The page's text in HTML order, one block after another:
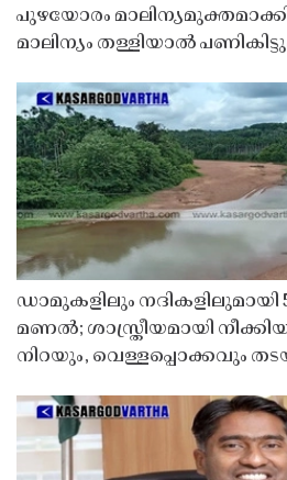
പുഴയോരം
മാലിന്യം തള്ളിയാൽ
ഡാമുകളിലും നദികളിലുമായി
മണൽ; ശാസ്ത്രീയമായി
നിറയും, വെള്ളപ്പൊക്കവും